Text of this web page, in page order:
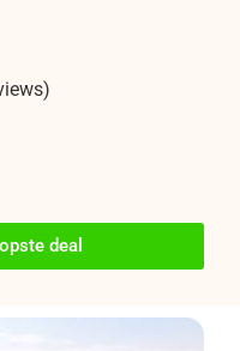
deal